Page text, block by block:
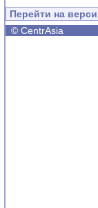
Перейти на
© CentrAsia